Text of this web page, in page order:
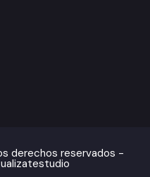
derechos reservados -